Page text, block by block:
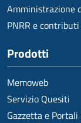
Amministrazione
PNRR e
Prodotti
Memoweb
Servizio Quesiti
Gazzetta e Portali